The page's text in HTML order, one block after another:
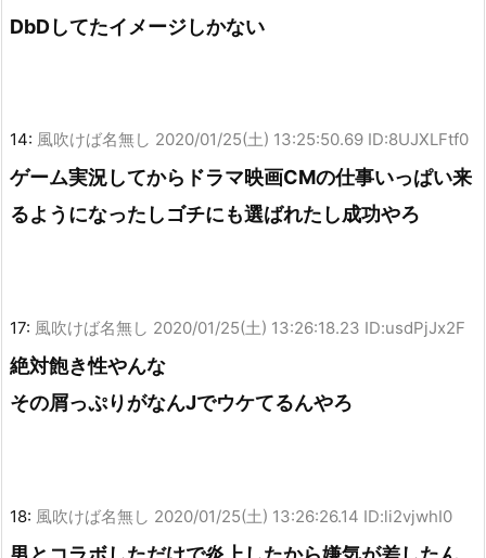
DbDしてたイメージしかない
14: 風吹けば名無し 2020/01/25(土) 13:25:50.69 ID:8UJXLFtf0
ゲーム実況してからドラマ映画CMの仕事いっぱい来
るようになったしゴチにも選ばれたし成功やろ
17: 風吹けば名無し 2020/01/25(土) 13:26:18.23 ID:usdPjJx2F
絶対飽き性やんな
その屑っぷりがなんJでウケてるんやろ
18: 風吹けば名無し 2020/01/25(土) 13:26:26.14 ID:li2vjwhI0